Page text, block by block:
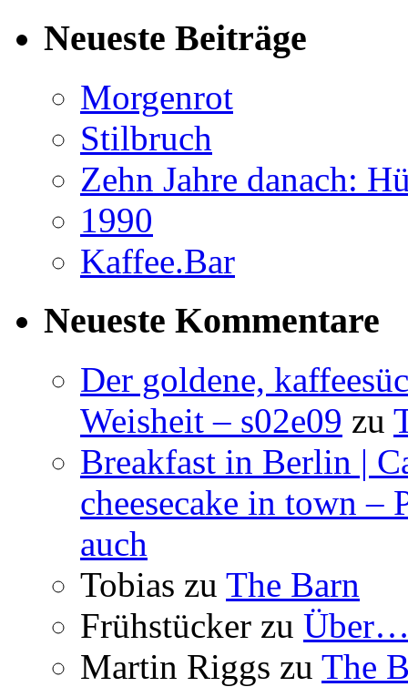
Neueste Beiträge
Morgenrot
Stilbruch
Zehn Jahre danach:
1990
Kaffee.Bar
Neueste Kommentare
Der goldene,
Weisheit – s02e09 zu
Breakfast in Berlin |
cheesecake in town –
auch
Tobias zu The Barn
Frühstücker zu
Martin Riggs zu The